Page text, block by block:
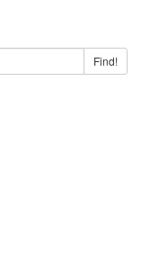
Find!